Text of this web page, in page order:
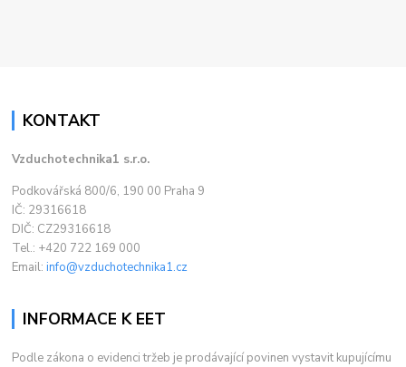
KONTAKT
Vzduchotechnika1 s.r.o.
Podkovářská 800/6, 190 00 Praha 9
IČ: 29316618
DIČ: CZ29316618
Tel.: +420 722 169 000
Email:info@vzduchotechnika1.cz
INFORMACE K EET
Podle zákona o evidenci tržeb je prodávající povinen vystavit kupujícímu